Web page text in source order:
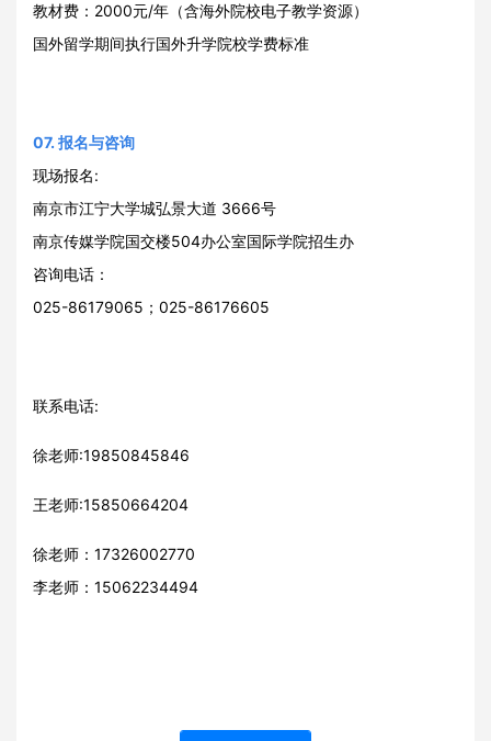
教材费：2000元/年（含海外院校电子教学资源）
国外留学期间执行国外升学院校学费标准
07. 报名与咨询
现场报名:
南京市江宁大学城弘景大道 3666号
南京传媒学院国交楼504办公室国际学院招生办
咨询电话：
025-86179065；025-86176605
联系电话:
徐老师:19850845846
王老师:15850664204
徐老师：17326002770
李老师：15062234494